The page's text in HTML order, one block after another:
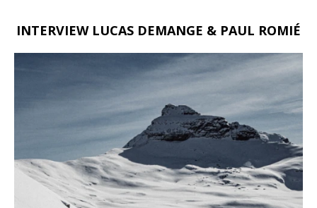
INTERVIEW LUCAS DEMANGE & PAUL ROMIÉ